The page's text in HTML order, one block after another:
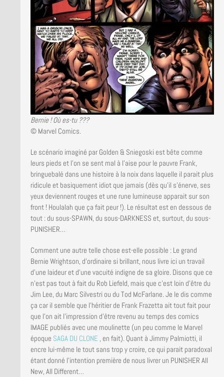
Bernie ! Où es-tu ???
© Marvel Comics.
Le scénario imaginé par Golden & Sniegoski est bête comme
leurs pieds et l’on se sent mal à l’aise pour le pauvre Frank,
bringuebalé dans une histoire à la noix dans laquelle il parait plus
ridicule et basiquement idiot que jamais (dès qu’il s’énerve, ses
yeux deviennent rouges et une rune lumineuse apparait sur son
front ! Houlalah que ça fait peur !). Le résultat est en dessous de
tout : du sous-SPAWN, du sous-DARKNESS et, surtout, du sous-
PUNISHER…
Comment une autre telle chose est-elle possible : Le grand
Bernie Wrightson, d’ordinaire si brillant, nous livre ici un travail
d’une laideur et d’une vacuité indigne de sa gloire. Disons que ce
n’est pas tout à fait du Rob Liefeld, mais que c’est loin d’être du
Jim Lee, du Marc Silvestri ou du Tod McFarlane. Je le dis comme
ça car il semble que l’héritier de Frank Frazetta ait tout fait pour
que l’on ait l’impression d’être revenu au temps des comics
IMAGE publiés avec une moulinette (un peu comme le Marvel
époque SAGA DU CLONE , en fait). Quant à Jimmy Palmiotti, il
encre lui-même le tout sans trop y croire, ce qui parait paradoxal
étant donné l’intention première de nous livrer un PUNISHER All
New, All Different…